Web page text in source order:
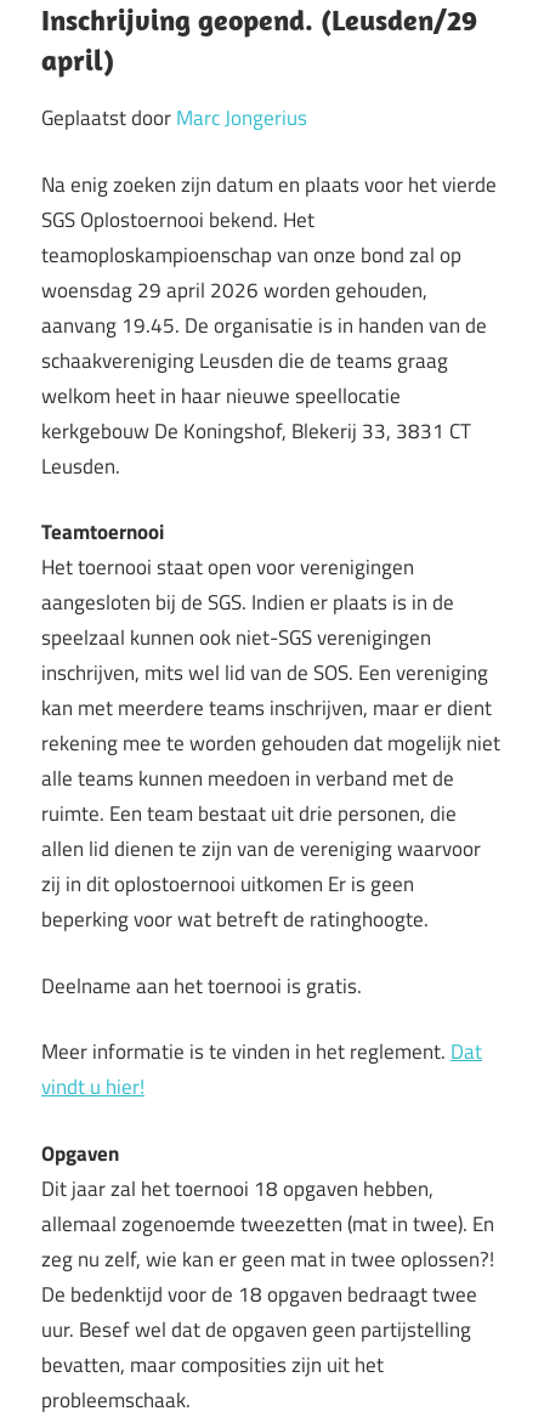
Inschrijving geopend. (Leusden/29
april)
Geplaatst doorMarc Jongerius
Na enig zoeken zijn datum en plaats voor het vierde
SGS Oplostoernooi bekend. Het
teamoploskampioenschap van onze bond zal op
woensdag 29 april 2026 worden gehouden,
aanvang 19.45. De organisatie is in handen van de
schaakvereniging Leusden die de teams graag
welkom heet in haar nieuwe speellocatie
kerkgebouw De Koningshof, Blekerij 33, 3831 CT
Leusden.
Teamtoernooi
Het toernooi staat open voor verenigingen
aangesloten bij de SGS. Indien er plaats is in de
speelzaal kunnen ook niet-SGS verenigingen
inschrijven, mits wel lid van de SOS. Een vereniging
kan met meerdere teams inschrijven, maar er dient
rekening mee te worden gehouden dat mogelijk niet
alle teams kunnen meedoen in verband met de
ruimte. Een team bestaat uit drie personen, die
allen lid dienen te zijn van de vereniging waarvoor
zij in dit oplostoernooi uitkomen Er is geen
beperking voor wat betreft de ratinghoogte.
Deelname aan het toernooi is gratis.
Meer informatie is te vinden in het reglement.Dat
vindt u hier!
Opgaven
Dit jaar zal het toernooi 18 opgaven hebben,
allemaal zogenoemde tweezetten (mat in twee). En
zeg nu zelf, wie kan er geen mat in twee oplossen?!
De bedenktijd voor de 18 opgaven bedraagt twee
uur. Besef wel dat de opgaven geen partijstelling
bevatten, maar composities zijn uit het
probleemschaak.